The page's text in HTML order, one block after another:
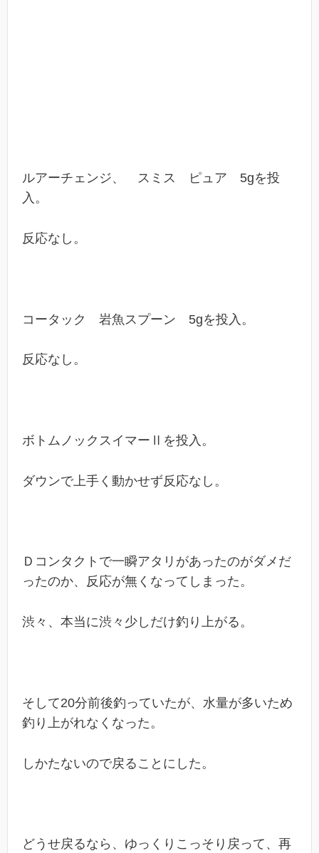
ルアーチェンジ、 スミス ピュア 5gを投
入。
反応なし。
コータック 岩魚スプーン 5gを投入。
反応なし。
ボトムノックスイマーⅡを投入。
ダウンで上手く動かせず反応なし。
Ｄコンタクトで一瞬アタリがあったのがダメだ
ったのか、反応が無くなってしまった。
渋々、本当に渋々少しだけ釣り上がる。
そして20分前後釣っていたが、水量が多いため
釣り上がれなくなった。
しかたないので戻ることにした。
どうせ戻るなら、ゆっくりこっそり戻って、再